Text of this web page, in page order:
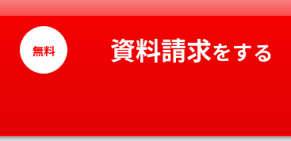
無料 資料請求をする